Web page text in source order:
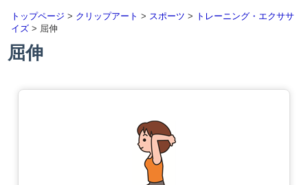
トップページ > クリップアート > スポーツ > トレーニング・エクササ
イズ > 屈伸
屈伸